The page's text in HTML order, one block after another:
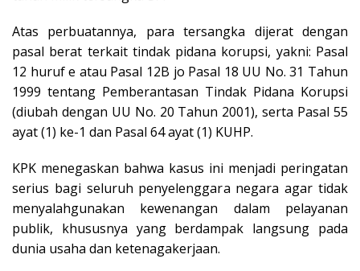
Atas perbuatannya, para tersangka dijerat dengan
pasal berat terkait tindak pidana korupsi, yakni: Pasal
12 huruf e atau Pasal 12B jo Pasal 18 UU No. 31 Tahun
1999 tentang Pemberantasan Tindak Pidana Korupsi
(diubah dengan UU No. 20 Tahun 2001), serta Pasal 55
ayat (1) ke-1 dan Pasal 64 ayat (1) KUHP.
KPK menegaskan bahwa kasus ini menjadi peringatan
serius bagi seluruh penyelenggara negara agar tidak
menyalahgunakan kewenangan dalam pelayanan
publik, khususnya yang berdampak langsung pada
dunia usaha dan ketenagakerjaan.